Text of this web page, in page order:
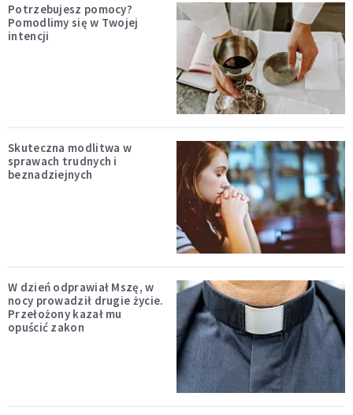
Potrzebujesz pomocy?
Pomodlimy się w Twojej
intencji
Skuteczna modlitwa w
sprawach trudnych i
beznadziejnych
W dzień odprawiał Mszę, w
nocy prowadził drugie życie.
Przełożony kazał mu
opuścić zakon